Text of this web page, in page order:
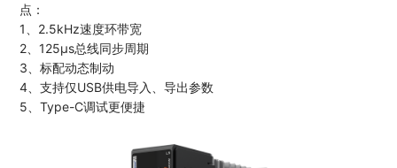
点：
1、2.5kHz速度环带宽
2、125μs总线同步周期
3、标配动态制动
4、⽀持仅USB供电导⼊、导出参数
5、Type-C调试更便捷